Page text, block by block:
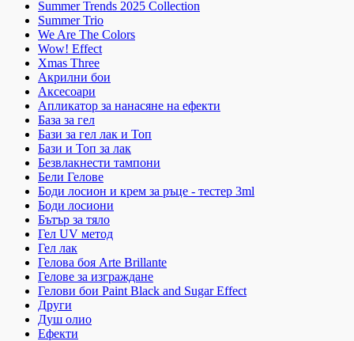
Summer Trends 2025 Collection
Summer Trio
We Are The Colors
Wow! Effect
Xmas Three
Акрилни бои
Аксесоари
Апликатор за нанасяне на ефекти
База за гел
Бази за гел лак и Топ
Бази и Топ за лак
Безвлакнести тампони
Бели Гелове
Боди лосион и крем за ръце - тестер 3ml
Боди лосиони
Бътър за тяло
Гел UV метод
Гел лак
Гелова боя Arte Brillante
Гелове за изграждане
Гелови бои Paint Black and Sugar Effect
Други
Душ олио
Ефекти